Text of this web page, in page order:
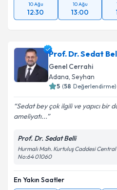
10 Ağu
12:30
10 Ağu
13:00
Prof. Dr. Sedat
Genel Cerrahi
Adana, Seyhan
5 (58 Değerlendirme)
Sedat bey çok ilgili ve yapıcı bir
ameliyatı...
Prof. Dr. Sedat Belli
Hurmalı Mah. Kurtuluş Caddesi
No:64 01060
En Yakın Saatler